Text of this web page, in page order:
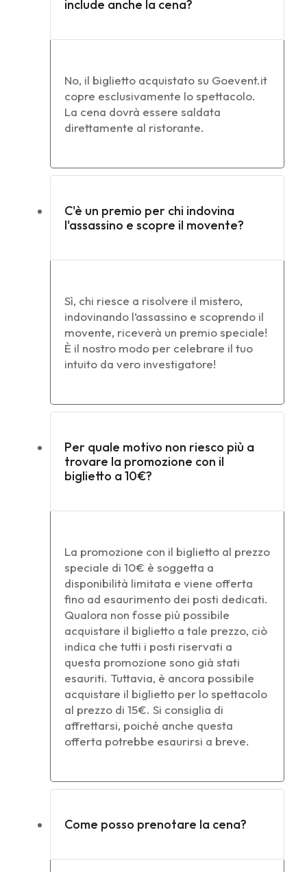
include anche la cena?
No, il biglietto acquistato su Goevent.it
copre esclusivamente lo spettacolo.
La cena dovrà essere saldata
direttamente al ristorante.
C'è un premio per chi indovina
l'assassino e scopre il movente?
Sì, chi riesce a risolvere il mistero,
indovinando l’assassino e scoprendo il
movente, riceverà un premio speciale!
È il nostro modo per celebrare il tuo
intuito da vero investigatore!
Per quale motivo non riesco più a
trovare la promozione con il
biglietto a 10€?
La promozione con il biglietto al prezzo
speciale di 10€ è soggetta a
disponibilità limitata e viene offerta
fino ad esaurimento dei posti dedicati.
Qualora non fosse più possibile
acquistare il biglietto a tale prezzo, ciò
indica che tutti i posti riservati a
questa promozione sono già stati
esauriti. Tuttavia, è ancora possibile
acquistare il biglietto per lo spettacolo
al prezzo di 15€. Si consiglia di
affrettarsi, poiché anche questa
offerta potrebbe esaurirsi a breve.
Come posso prenotare la cena?